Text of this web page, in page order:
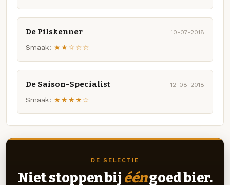
De Pilskenner 10-07-2018
Smaak: ★★☆☆☆
De Saison-Specialist 12-08-2018
Smaak: ★★★★☆
DE SELECTIE
Niet stoppen bij ééngoed bier.